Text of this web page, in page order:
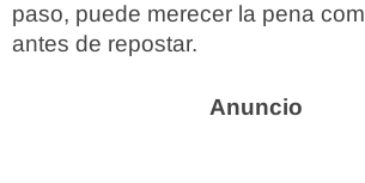
paso, puede merecer la pena
antes de repostar.